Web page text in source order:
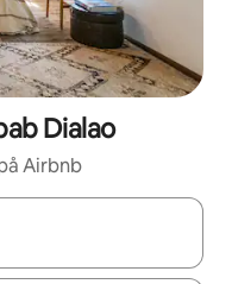
Dialao
Airbnb
navigera med upp- och